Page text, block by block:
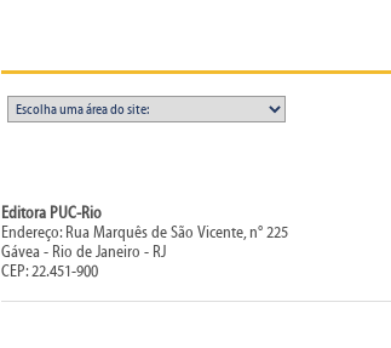
Editora PUC-Rio
Endereço: Rua Marquês de São Vicente, n° 225
Gávea - Rio de Janeiro - RJ
CEP: 22.451-900